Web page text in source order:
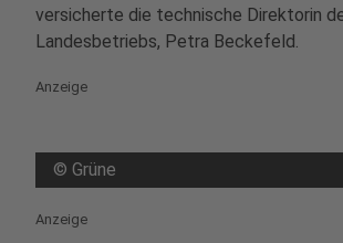
versicherte die technische Direktorin
Landesbetriebs, Petra Beckefeld.
Anzeige
© Grüne
Anzeige